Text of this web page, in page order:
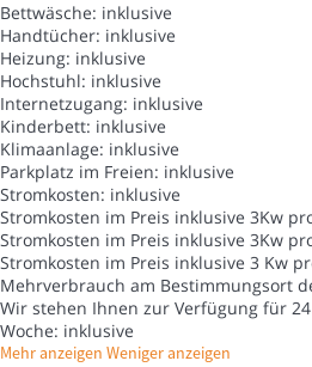
Bettwäsche: inklusive
Handtücher: inklusive
Heizung: inklusive
Hochstuhl: inklusive
Internetzugang: inklusive
Kinderbett: inklusive
Klimaanlage: inklusive
Parkplatz im Freien: inklusive
Stromkosten: inklusive
Stromkosten im Preis inklusive 3Kw
Stromkosten im Preis inklusive 3Kw
Stromkosten im Preis inklusive 3 Kw
Mehrverbrauch am Bestimmungsort
Wir stehen Ihnen zur Verfügung für
Woche: inklusive
Mehr anzeigen Weniger anzeigen